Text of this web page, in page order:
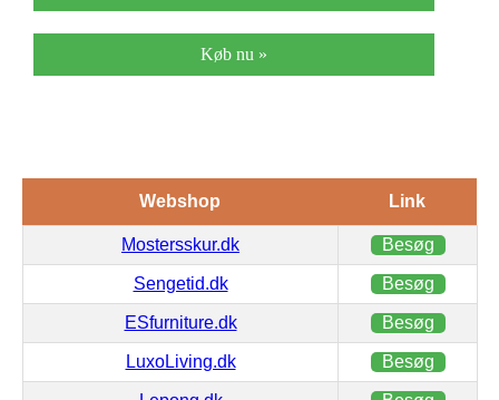
Køb nu »
Webshop Link
Mostersskur.dk Besøg
Sengetid.dk Besøg
ESfurniture.dk Besøg
LuxoLiving.dk Besøg